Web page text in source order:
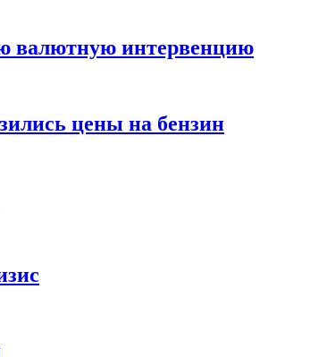
валютную интервенцию
цены на бензин